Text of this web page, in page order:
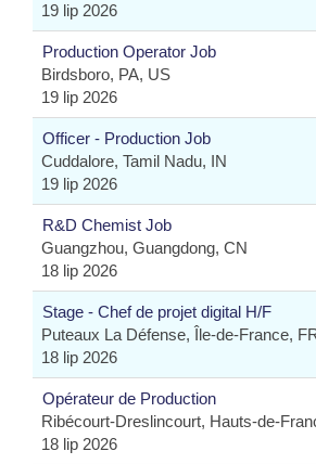
19 lip 2026
Production Operator Job
Birdsboro, PA, US
19 lip 2026
Officer - Production Job
Cuddalore, Tamil Nadu, IN
19 lip 2026
R&D Chemist Job
Guangzhou, Guangdong, CN
18 lip 2026
Stage - Chef de projet digital H/F
Puteaux La Défense, Île-de-France,
18 lip 2026
Opérateur de Production
Ribécourt-Dreslincourt, Hauts-de-
18 lip 2026